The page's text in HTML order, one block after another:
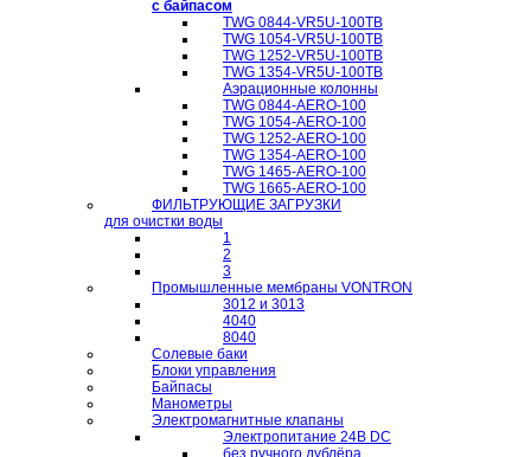
с байпасом
TWG 0844-VR5U-100TB
TWG 1054-VR5U-100TB
TWG 1252-VR5U-100TB
TWG 1354-VR5U-100ТB
Аэрационные колонны
TWG 0844-AERO-100
TWG 1054-AERO-100
TWG 1252-AERO-100
TWG 1354-AERO-100
TWG 1465-AERO-100
TWG 1665-AERO-100
ФИЛЬТРУЮЩИЕ ЗАГРУЗКИ
для очистки воды
1
2
3
Промышленные мембраны VONTRON
3012 и 3013
4040
8040
Солевые баки
Блоки управления
Байпасы
Манометры
Электромагнитные клапаны
Электропитание 24В DC
без ручного дублёра